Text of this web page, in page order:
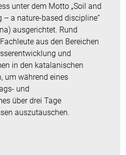
unter dem Motto „Soil and
– a nature-based discipline“
ausgerichtet. Rund
aus den Bereichen
und
in den katalanischen
um während eines
und
über drei Tage
auszutauschen.